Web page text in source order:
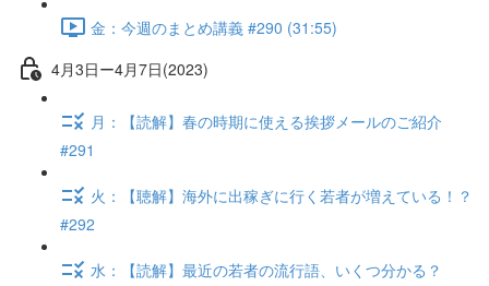
金：今週のまとめ講義 #290 (31:55)
4月3日ー4月7日(2023)
月：【読解】春の時期に使える挨拶メールのご紹介
#291
火：【聴解】海外に出稼ぎに行く若者が増えている！？
#292
水：【読解】最近の若者の流行語、いくつ分かる？